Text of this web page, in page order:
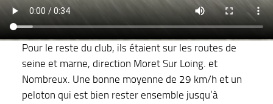
Pour le reste du club, ils étaient sur les routes de
seine et marne, direction Moret Sur Loing. et
Nombreux. Une bonne moyenne de 29 km/h et un
peloton qui est bien rester ensemble jusqu’à